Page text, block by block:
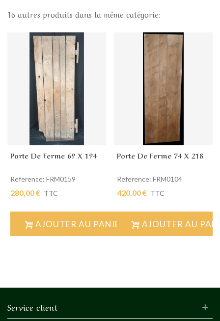
16 autres produits dans la même catégorie:
Porte De Ferme 69 X 194
Reference: FRM0159
280,00 € TTC
AJOUTER AU PANIER
Porte De Ferme 74 X 218
Reference: FRM0104
420,00 € TTC
AJOUTER AU
Service client